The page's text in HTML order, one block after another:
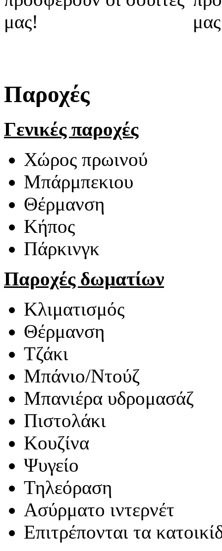
Παροχές
Γενικές παροχές
Χώρος πρωινού
Μπάρμπεκιου
Θέρμανση
Κήπος
Πάρκινγκ
Παροχές δωματίων
Κλιματισμός
Θέρμανση
Τζάκι
Μπάνιο/Ντούζ
Μπανιέρα υδρομασάζ
Πιστολάκι
Κουζίνα
Ψυγείο
Τηλεόραση
Ασύρματο ιντερνέτ
Επιτρέπονται τα